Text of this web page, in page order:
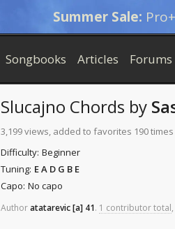
Summer Sale:
Songbooks Articles Forums
Slucajno Chords by
3,199 views, added to favorites 190 times
Difficulty: Beginner
Tuning: E A D G B E
Capo: No capo
Authoratatarevic[a] 41. 1 contributor total,